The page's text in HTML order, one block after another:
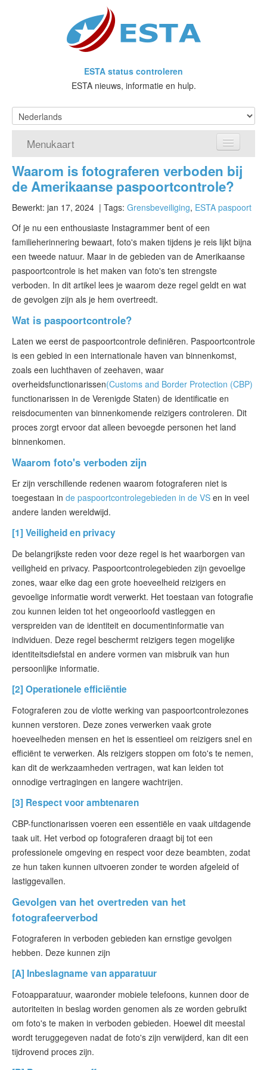
ESTA status controleren
ESTA nieuws, informatie en hulp.
Menukaart
Home
Doe een aanvraag voor ESTA
Wat is ESTA?
VWP
ESTA status
ESTA-artikelen
Neem contact op met
Waarom is fotograferen verboden bij
de Amerikaanse paspoortcontrole?
Bewerkt: jan 17, 2024 | Tags: Grensbeveiliging, ESTA paspoort
Of je nu een enthousiaste Instagrammer bent of een
familieherinnering bewaart, foto's maken tijdens je reis lijkt bijna
een tweede natuur. Maar in de gebieden van de Amerikaanse
paspoortcontrole is het maken van foto's ten strengste
verboden. In dit artikel lees je waarom deze regel geldt en wat
de gevolgen zijn als je hem overtreedt.
Wat is paspoortcontrole?
Laten we eerst de paspoortcontrole definiëren. Paspoortcontrole
is een gebied in een internationale haven van binnenkomst,
zoals een luchthaven of zeehaven, waar
overheidsfunctionarissen(Customs and Border Protection (CBP)
functionarissen in de Verenigde Staten) de identificatie en
reisdocumenten van binnenkomende reizigers controleren. Dit
proces zorgt ervoor dat alleen bevoegde personen het land
binnenkomen.
Waarom foto's verboden zijn
Er zijn verschillende redenen waarom fotograferen niet is
toegestaan in de paspoortcontrolegebieden in de VS en in veel
andere landen wereldwijd.
[1] Veiligheid en privacy
De belangrijkste reden voor deze regel is het waarborgen van
veiligheid en privacy. Paspoortcontrolegebieden zijn gevoelige
zones, waar elke dag een grote hoeveelheid reizigers en
gevoelige informatie wordt verwerkt. Het toestaan van fotografie
zou kunnen leiden tot het ongeoorloofd vastleggen en
verspreiden van de identiteit en documentinformatie van
individuen. Deze regel beschermt reizigers tegen mogelijke
identiteitsdiefstal en andere vormen van misbruik van hun
persoonlijke informatie.
[2] Operationele efficiëntie
Fotograferen zou de vlotte werking van paspoortcontrolezones
kunnen verstoren. Deze zones verwerken vaak grote
hoeveelheden mensen en het is essentieel om reizigers snel en
efficiënt te verwerken. Als reizigers stoppen om foto's te nemen,
kan dit de werkzaamheden vertragen, wat kan leiden tot
onnodige vertragingen en langere wachtrijen.
[3] Respect voor ambtenaren
CBP-functionarissen voeren een essentiële en vaak uitdagende
taak uit. Het verbod op fotograferen draagt bij tot een
professionele omgeving en respect voor deze beambten, zodat
ze hun taken kunnen uitvoeren zonder te worden afgeleid of
lastiggevallen.
Gevolgen van het overtreden van het
fotografeerverbod
Fotograferen in verboden gebieden kan ernstige gevolgen
hebben. Deze kunnen zijn
[A] Inbeslagname van apparatuur
Fotoapparatuur, waaronder mobiele telefoons, kunnen door de
autoriteiten in beslag worden genomen als ze worden gebruikt
om foto's te maken in verboden gebieden. Hoewel dit meestal
wordt teruggegeven nadat de foto's zijn verwijderd, kan dit een
tijdrovend proces zijn.